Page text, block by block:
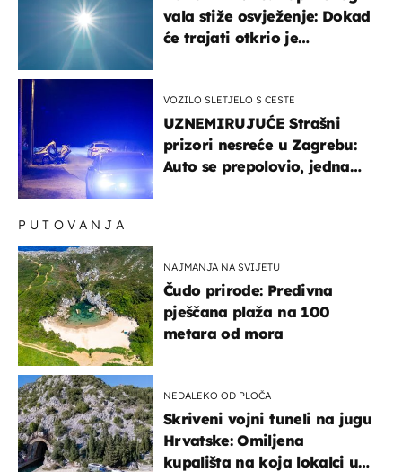
vala stiže osvježenje: Dokad
će trajati otkrio je
VOZILO SLETJELO S CESTE
UZNEMIRUJUĆE Strašni
prizori nesreće u Zagrebu:
Auto se prepolovio, jedna
PUTOVANJA
NAJMANJA NA SVIJETU
Čudo prirode: Predivna
pješčana plaža na 100
metara od mora
NEDALEKO OD PLOČA
Skriveni vojni tuneli na jugu
Hrvatske: Omiljena
kupališta na koja lokalci u